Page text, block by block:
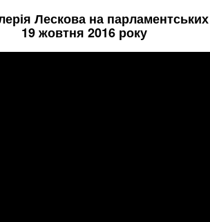
Лескова на
19 жовтня 2016 року